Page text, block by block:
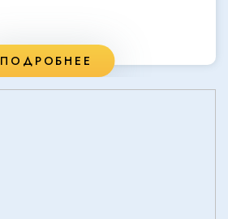
ПОДРОБНЕЕ